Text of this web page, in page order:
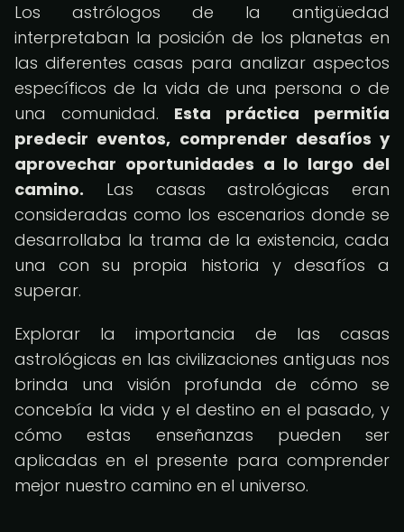
Los astrólogos de la antigüedad
interpretaban la posición de los planetas en
las diferentes casas para analizar aspectos
específicos de la vida de una persona o de
una comunidad. Esta práctica permitía
predecir eventos, comprender desafíos y
aprovechar oportunidades a lo largo del
camino. Las casas astrológicas eran
consideradas como los escenarios donde se
desarrollaba la trama de la existencia, cada
una con su propia historia y desafíos a
superar.
Explorar la importancia de las casas
astrológicas en las civilizaciones antiguas nos
brinda una visión profunda de cómo se
concebía la vida y el destino en el pasado, y
cómo estas enseñanzas pueden ser
aplicadas en el presente para comprender
mejor nuestro camino en el universo.